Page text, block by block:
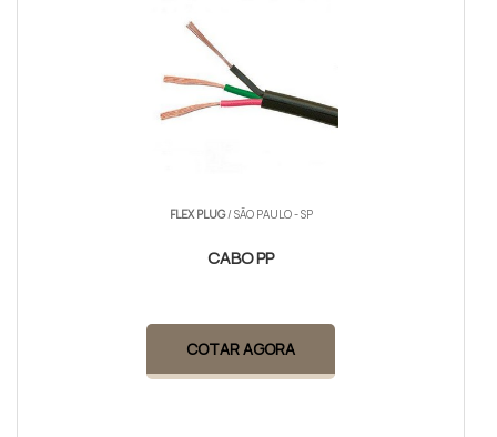
FLEX PLUG/ SÃO PAULO - SP
CABO PP
COTAR AGORA